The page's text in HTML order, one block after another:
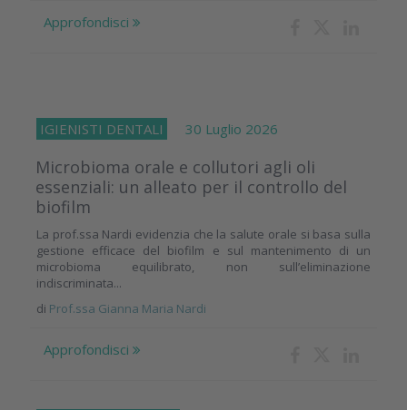
Approfondisci
IGIENISTI DENTALI 30 Luglio 2026
Microbioma orale e collutori agli oli
essenziali: un alleato per il controllo del
biofilm
La prof.ssa Nardi evidenzia che la salute orale si basa sulla
gestione efficace del biofilm e sul mantenimento di un
microbioma equilibrato, non sull’eliminazione
indiscriminata...
di Prof.ssa Gianna Maria Nardi
Approfondisci